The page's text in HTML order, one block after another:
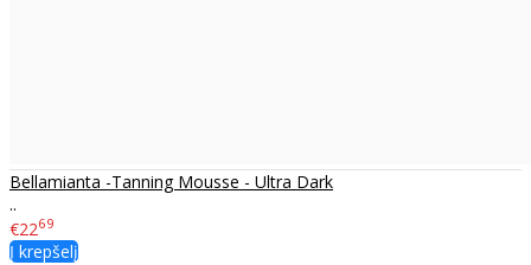
Bellamianta -Tanning Mousse - Ultra Dark
..
€2269
Į krepšelį